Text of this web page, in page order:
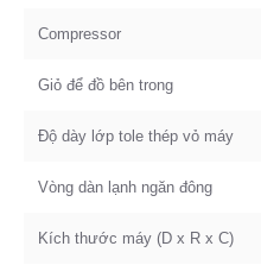
Compressor
Giỏ để đồ bên trong
Độ dày lớp tole thép vỏ máy
Vòng dàn lạnh ngăn đông
Kích thước máy (D x R x C)